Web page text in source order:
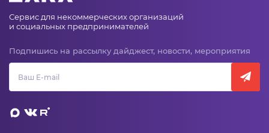
Сервис для некоммерческих организаций
и социальных предпринимателей
Подпишись на рассылку дайджест, новости, мероприятия